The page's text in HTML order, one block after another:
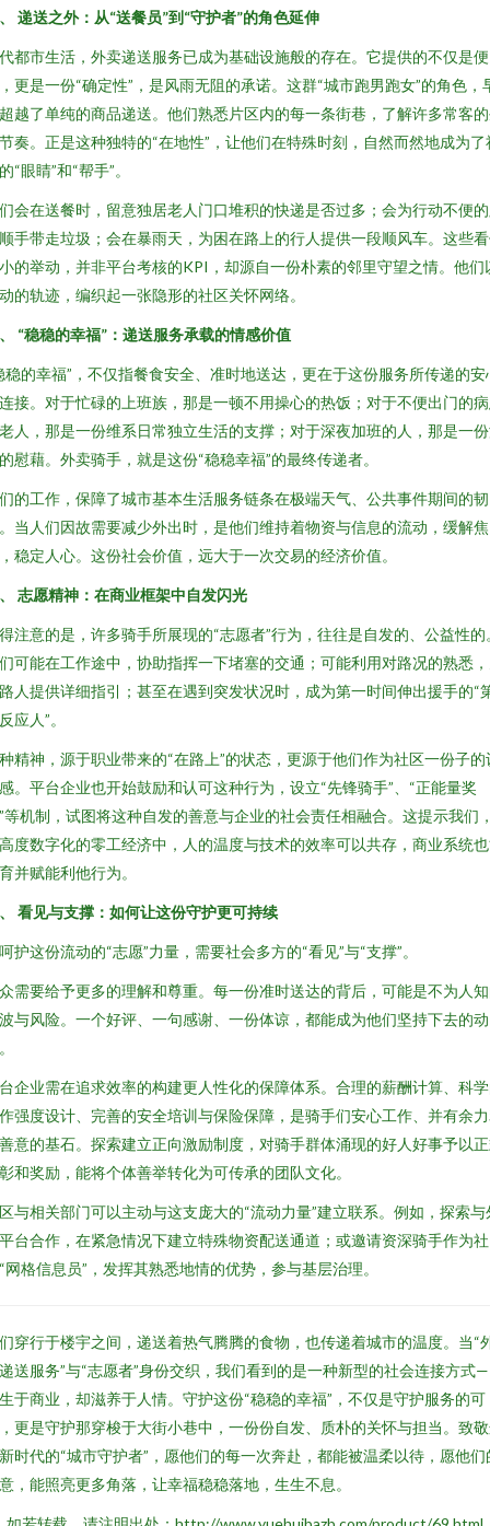
递送之外：从“送餐员”到“守护者”的角色延伸
都市生活，外卖递送服务已成为基础设施般的存在。它提供的不仅是便
更是一份“确定性”，是风雨无阻的承诺。这群“城市跑男跑女”的角色，
越了单纯的商品递送。他们熟悉片区内的每一条街巷，了解许多常客
奏。正是这种独特的“在地性”，让他们在特殊时刻，自然而然地成为了
“眼睛”和“帮手”。
会在送餐时，留意独居老人门口堆积的快递是否过多；会为行动不便
手带走垃圾；会在暴雨天，为困在路上的行人提供一段顺风车。这些
的举动，并非平台考核的KPI，却源自一份朴素的邻里守望之情。他们
的轨迹，编织起一张隐形的社区关怀网络。
“稳稳的幸福”：递送服务承载的情感价值
稳的幸福”，不仅指餐食安全、准时地送达，更在于这份服务所传递的安
接。对于忙碌的上班族，那是一顿不用操心的热饭；对于不便出门的
人，那是一份维系日常独立生活的支撑；对于深夜加班的人，那是一
慰藉。外卖骑手，就是这份“稳稳幸福”的最终传递者。
的工作，保障了城市基本生活服务链条在极端天气、公共事件期间的韧
当人们因故需要减少外出时，是他们维持着物资与信息的流动，缓解焦
稳定人心。这份社会价值，远大于一次交易的经济价值。
志愿精神：在商业框架中自发闪光
注意的是，许多骑手所展现的“志愿者”行为，往往是自发的、公益性的
可能在工作途中，协助指挥一下堵塞的交通；可能利用对路况的熟悉
人提供详细指引；甚至在遇到突发状况时，成为第一时间伸出援手的“
应人”。
精神，源于职业带来的“在路上”的状态，更源于他们作为社区一份子的
。平台企业也开始鼓励和认可这种行为，设立“先锋骑手”、“正能量奖
等机制，试图将这种自发的善意与企业的社会责任相融合。这提示我们
度数字化的零工经济中，人的温度与技术的效率可以共存，商业系统
并赋能利他行为。
看见与支撑：如何让这份守护更可持续
护这份流动的“志愿”力量，需要社会多方的“看见”与“支撑”。
需要给予更多的理解和尊重。每一份准时送达的背后，可能是不为人
与风险。一个好评、一句感谢、一份体谅，都能成为他们坚持下去的动
企业需在追求效率的构建更人性化的保障体系。合理的薪酬计算、科
强度设计、完善的安全培训与保险保障，是骑手们安心工作、并有余
意的基石。探索建立正向激励制度，对骑手群体涌现的好人好事予以
和奖励，能将个体善举转化为可传承的团队文化。
与相关部门可以主动与这支庞大的“流动力量”建立联系。例如，探索与
台合作，在紧急情况下建立特殊物资配送通道；或邀请资深骑手作为社
网格信息员”，发挥其熟悉地情的优势，参与基层治理。
穿行于楼宇之间，递送着热气腾腾的食物，也传递着城市的温度。当“
送服务”与“志愿者”身份交织，我们看到的是一种新型的社会连接方式
于商业，却滋养于人情。守护这份“稳稳的幸福”，不仅是守护服务的可
更是守护那穿梭于大街小巷中，一份份自发、质朴的关怀与担当。致
时代的“城市守护者”，愿他们的每一次奔赴，都能被温柔以待，愿他们
，能照亮更多角落，让幸福稳稳落地，生生不息。